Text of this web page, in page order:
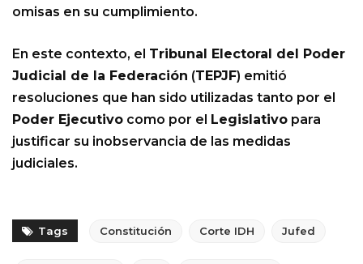
omisas en su cumplimiento.
En este contexto, el Tribunal Electoral del Poder
Judicial de la Federación (TEPJF) emitió
resoluciones que han sido utilizadas tanto por el
Poder Ejecutivo como por el Legislativo para
justificar su inobservancia de las medidas
judiciales.
Tags Constitución Corte IDH Jufed